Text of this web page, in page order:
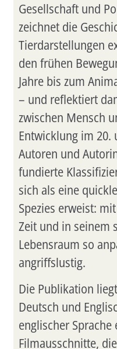
Gesellschaft und
zeichnet die
Tierdarstellungen
den frühen
Jahre bis zum
– und reflektiert
zwischen Mensch
Entwicklung im 20.
Autoren und
fundierte
sich als eine
Spezies erweist:
Zeit und in seinem
Lebensraum so
angriffslustig.
Die Publikation
Deutsch und
englischer
Filmausschnitte,